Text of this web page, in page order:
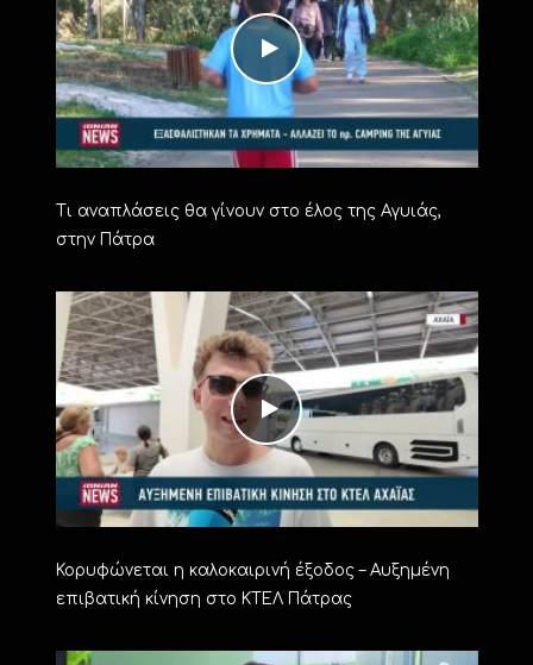
Τι αναπλάσεις θα γίνουν στο έλος της Αγυιάς,
στην Πάτρα
Κορυφώνεται η καλοκαιρινή έξοδος – Αυξημένη
επιβατική κίνηση στο ΚΤΕΛ Πάτρας